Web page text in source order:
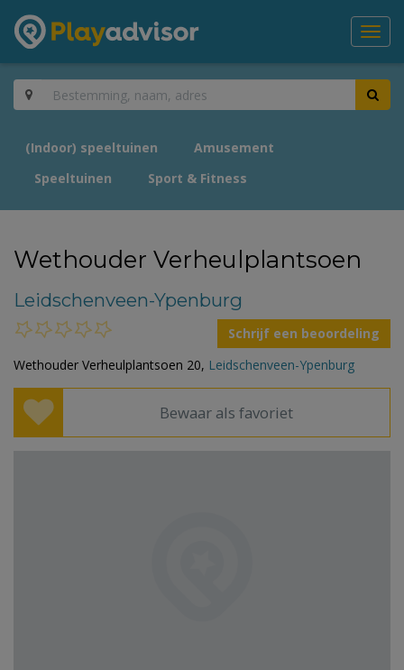
(Indoor) speeltuinen
Amusement
Speeltuinen
Sport & Fitness
Wethouder Verheulplantsoen
Leidschenveen-Ypenburg
Schrijf een beoordeling
Wethouder Verheulplantsoen 20, Leidschenveen-Ypenburg
Bewaar als favoriet